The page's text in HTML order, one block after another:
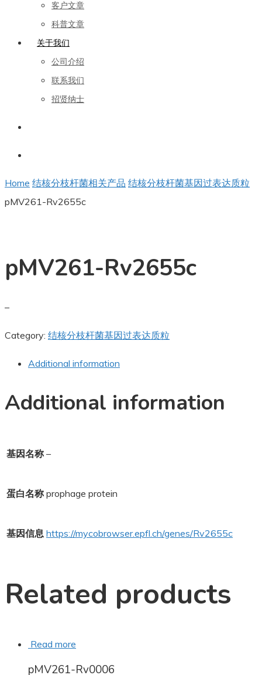
客户文章
科普文章
关于我们
公司介绍
联系我们
招贤纳士
Home 结核分枝杆菌相关产品 结核分枝杆菌基因过表达质粒
pMV261-Rv2655c
pMV261-Rv2655c
–
Category: 结核分枝杆菌基因过表达质粒
Additional information
Additional information
基因名称 –
蛋白名称 prophage protein
基因信息 https://mycobrowser.epfl.ch/genes/Rv2655c
Related products
Read more
pMV261-Rv0006